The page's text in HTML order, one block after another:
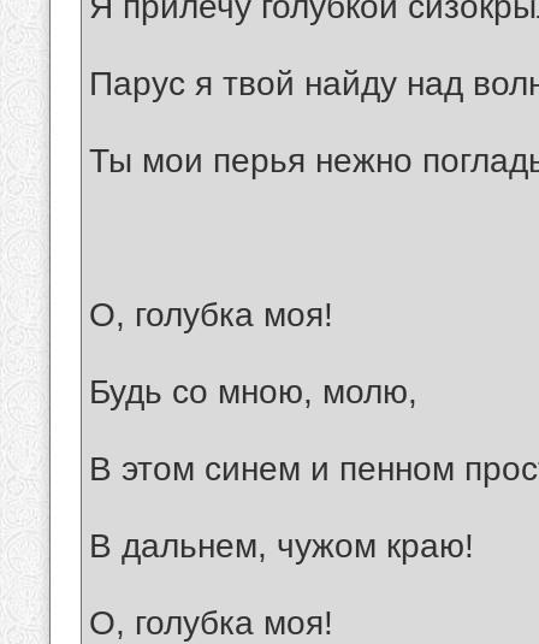
Парус я твой найду над
Ты мои перья нежно
О, голубка моя!
Будь со мною, молю,
В этом синем и пенном
В дальнем, чужом краю!
О, голубка моя!